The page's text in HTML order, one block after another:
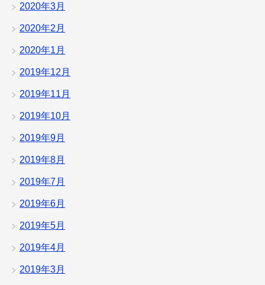
2020年3月
2020年2月
2020年1月
2019年12月
2019年11月
2019年10月
2019年9月
2019年8月
2019年7月
2019年6月
2019年5月
2019年4月
2019年3月